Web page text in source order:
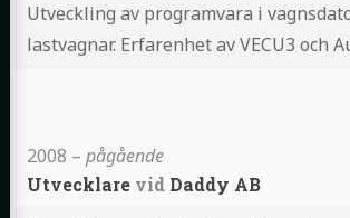
Utveckling av programvara i
lastvagnar. Erfarenhet av VECU3 och
2008 – pågående
Utvecklare vid Daddy AB